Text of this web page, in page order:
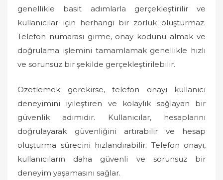
genellikle basit adımlarla gerçekleştirilir ve
kullanıcılar için herhangi bir zorluk oluşturmaz.
Telefon numarası girme, onay kodunu almak ve
doğrulama işlemini tamamlamak genellikle hızlı
ve sorunsuz bir şekilde gerçekleştirilebilir.
Özetlemek gerekirse, telefon onayı kullanıcı
deneyimini iyileştiren ve kolaylık sağlayan bir
güvenlik adımıdır. Kullanıcılar, hesaplarını
doğrulayarak güvenliğini artırabilir ve hesap
oluşturma sürecini hızlandırabilir. Telefon onayı,
kullanıcıların daha güvenli ve sorunsuz bir
deneyim yaşamasını sağlar.